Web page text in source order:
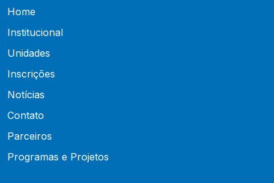
Home
Institucional
Unidades
Inscrições
Notícias
Contato
Parceiros
Programas e Projetos